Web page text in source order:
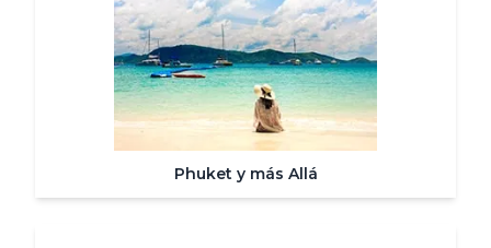
Phuket y más Allá